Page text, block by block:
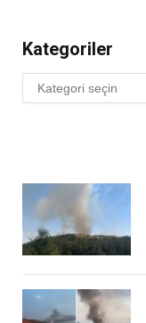
Kategoriler
Kategoriler